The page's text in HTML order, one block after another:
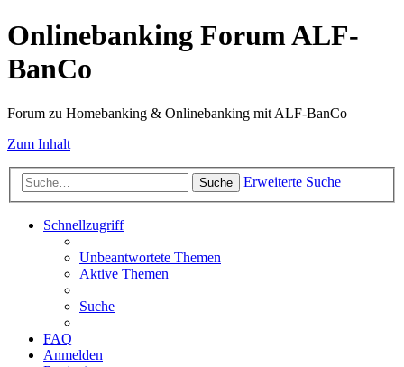
Onlinebanking Forum ALF-
BanCo
Forum zu Homebanking & Onlinebanking mit ALF-BanCo
Zum Inhalt
Suche Erweiterte Suche
Schnellzugriff
Unbeantwortete Themen
Aktive Themen
Suche
FAQ
Anmelden